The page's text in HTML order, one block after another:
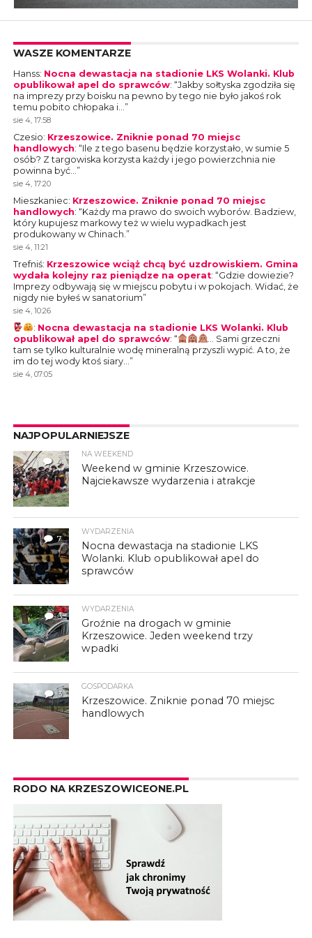
WASZE KOMENTARZE
Hanss: Nocna dewastacja na stadionie LKS Wolanki. Klub
opublikował apel do sprawców: “Jakby sołtyska zgodziła się
na imprezy przy boisku na pewno by tego nie było jakoś rok
temu pobito chłopaka i… ”
sie 4, 17:58
Czesio: Krzeszowice. Zniknie ponad 70 miejsc
handlowych: “Ile z tego basenu będzie korzystało, w sumie 5
osób? Z targowiska korzysta każdy i jego powierzchnia nie
powinna być… ”
sie 4, 17:20
Mieszkaniec: Krzeszowice. Zniknie ponad 70 miejsc
handlowych: “Każdy ma prawo do swoich wyborów. Badziew,
który kupujesz markowy też w wielu wypadkach jest
produkowany w Chinach. ”
sie 4, 11:21
Trefniś: Krzeszowice wciąż chcą być uzdrowiskiem. Gmina
wydała kolejny raz pieniądze na operat: “Gdzie dowiezie?
Imprezy odbywają się w miejscu pobytu i w pokojach. Widać, że
nigdy nie byłeś w sanatorium”
sie 4, 10:26
: Nocna dewastacja na stadionie LKS Wolanki. Klub
opublikował apel do sprawców: “
… Sami grzeczni
tam se tylko kulturalnie wodę mineralną przyszli wypić. A to, że
im do tej wody ktoś siary… ”
sie 4, 07:05
NAJPOPULARNIEJSZE
4
NA WEEKEND
Weekend w gminie Krzeszowice.
Najciekawsze wydarzenia i atrakcje
7
WYDARZENIA
Nocna dewastacja na stadionie LKS
Wolanki. Klub opublikował apel do
sprawców
3
WYDARZENIA
Groźnie na drogach w gminie
Krzeszowice. Jeden weekend trzy
wpadki
3
GOSPODARKA
Krzeszowice. Zniknie ponad 70 miejsc
handlowych
RODO NA KRZESZOWICEONE.PL